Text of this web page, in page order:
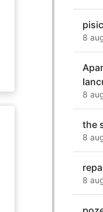
8
8
the
8
8